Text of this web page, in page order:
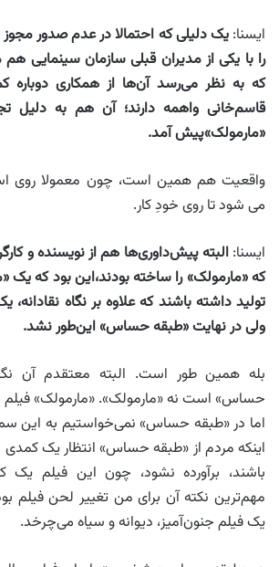
ایسنا:یک دلیلی که احتمالا در عدم صدور مجوز
را با یکی از مدیران قبلی سازمان سینمایی
که به نظر می‌رسد آن‌ها از همکاری دوباره
قاسم‌خانی واهمه دارند؛ آن هم به دلیل
«مارمولک»پیش آمد.
واقعیت هم همین است، چون معمولا روی
می شود تا روی خودِ کار.
ایسنا: البته پیش‌داوری‌ها هم از نویسنده و
که
تولید داشته باشند که علاوه بر نگاه
ولی در نهایت «طبقه حساس» این‌طور نشد.
بله همین طور است. البته معتقدم‌ آن
حساس» است نه «مارمولک». «مارمولک»
اما در «طبقه حساس» نمی‌خواستیم به این
اینکه مردم از «طبقه حساس» انتظار یک کمدی
باشند، برآورده نشود، چون این فیلم
مهم‌ترین نکته آن برای من تغییر لحن فیلم
یک فیلم جنون‌آمیز، دیوانه و سیاه می‌چرخد.